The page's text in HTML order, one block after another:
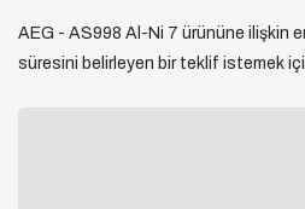
AEG - AS998 Al-Ni 7 ürününe ilişkin
süresini belirleyen bir teklif istemek